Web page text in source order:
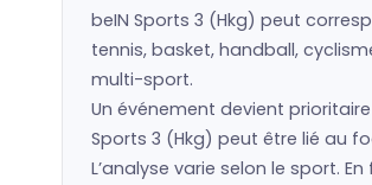
beIN Sports 3 (Hkg) peut
tennis, basket, handball,
multi-sport.
Un événement devient
Sports 3 (Hkg) peut être lié au
L’analyse varie selon le sport.